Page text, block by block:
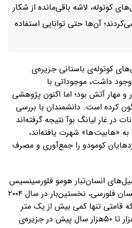
کوتوله، لاشه باقی‌مانده از شکار
آن‌ها حتی توانایی استفاده
کوتوله‌ی باستانی جزیره‌ی
داشت، موجوداتی با
و مهار آتش بود؛ اما اکنون پژوهشی
کرده است. دانشمندان با بررسی
در غار لیانگ بوآ نتیجه گرفته‌اند
«هابیت‌ها» شهرت یافته‌اند،
کومودو را جمع‌آوری و مصرف
انسان‌تبار هومو فلورسینسیس
(Homo floresiensis) یا انسان فلورسی، نخستین‌بار در سال ۲۰۰۴
قامتی تنها کمی بیش از یک متر
داشتند، در بازه‌ی زمانی ۹۰هزار تا ۵۰هزار سال پیش در جزیره‌ی